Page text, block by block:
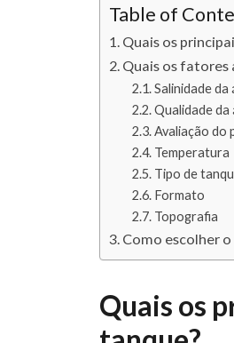
Table of
Quais os
Quais os fatores
Salinidade da
Qualidade da
Avaliação do
Temperatura
Tipo de
Formato
Topografia
Como escolher
Quais os